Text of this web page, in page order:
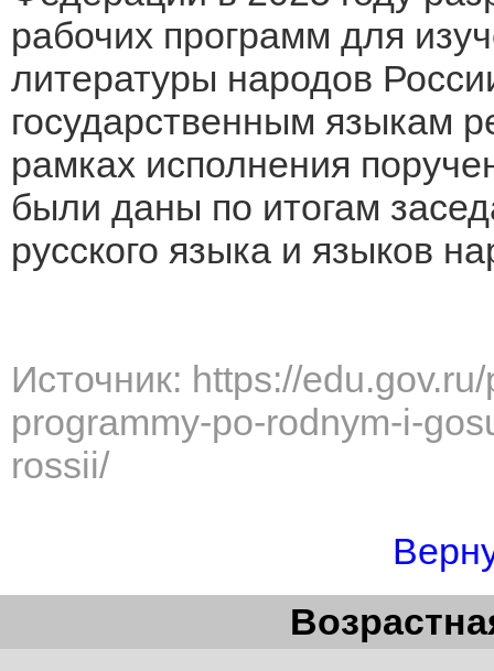
рабочих программ для
литературы народов
государственным языкам
рамках исполнения
были даны по итогам
русского языка и языков
Источник: https://
programmy-po-rodnym-i-
rossii/